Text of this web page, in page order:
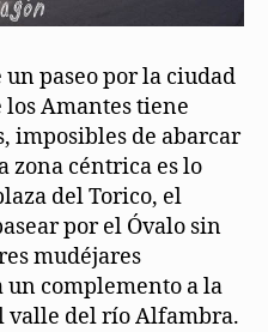
paseo por la ciudad
los Amantes tiene
imposibles de abarcar
zona céntrica es lo
del Torico, el
por el Óvalo sin
mudéjares
complemento a la
valle del río Alfambra.